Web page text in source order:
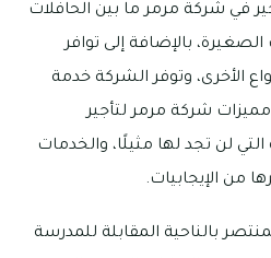
في شركة مرمر ما بين الحافلات
بالإضافة إلى توافر
الأخرى، وتوفر الشركة خدمة
شركة مرمر لتأجير
لن تجد لها مثيلًا، والخدمات
من الإيجابيات.
بالناحية المقابلة للمدرسة